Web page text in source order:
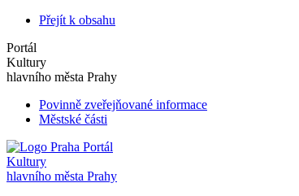
Přejít k obsahu
Portál
Kultury
hlavního města Prahy
Povinně zveřejňované informace
Městské části
Portál
Kultury
hlavního města Prahy